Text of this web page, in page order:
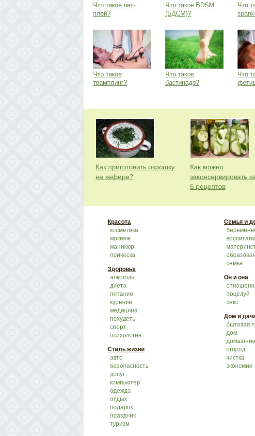
Что такое пет-
плей?
Что такое BDSM
(БДСМ)?
Что
Что такое
трамплинг?
Что такое
бастинадо?
Что
Как приготовить окрошку
на кефире?
Как можно
законсервировать
6 рецептов
Красота
косметика
макияж
маникюр
прическа
Здоровье
алкоголь
диета
питание
курение
медицина
похудеть
спорт
психология
Стиль жизни
авто
безопасность
досуг
компьютер
одежда
отдых
подарок
праздник
туризм
Семья и
семья
Он и она
поцелуй
секс
Дом и
бытовая
дом
огород
чистка
экономия